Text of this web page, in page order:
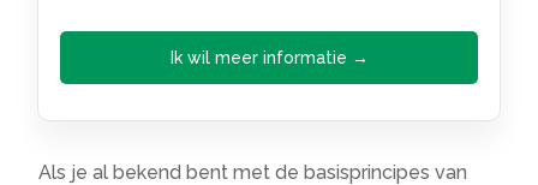
Ik wil meer informatie →
Als je al bekend bent met de basisprincipes van